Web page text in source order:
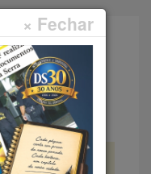
× Fechar
Menu